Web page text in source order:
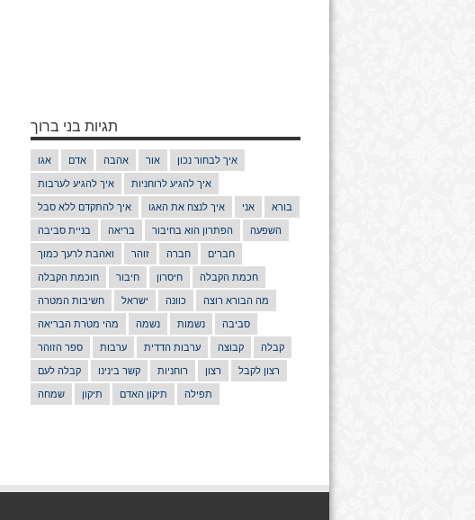
תגיות בני ברוך
אגו אדם אהבה אור איך לבחור נכון
איך להגיע לערבות איך להגיע לרוחניות
איך להתקדם ללא סבל איך לנצח את האגו אני בורא
בניית סביבה בריאה הפתרון הוא בחיבור השפעה
ואהבת לרעך כמוך זוהר חברה חברים
חוכמת הקבלה חיבור חיסרון חכמת הקבלה
חשיבות המטרה ישראל כוונה מה הבורא רוצה
מהי מטרת הבריאה נשמה נשמות סביבה
ספר הזוהר ערבות ערבות הדדית קבוצה קבלה
קבלה לעם קשר בינינו רוחניות רצון רצון לקבל
שמחה תיקון תיקון האדם תפילה